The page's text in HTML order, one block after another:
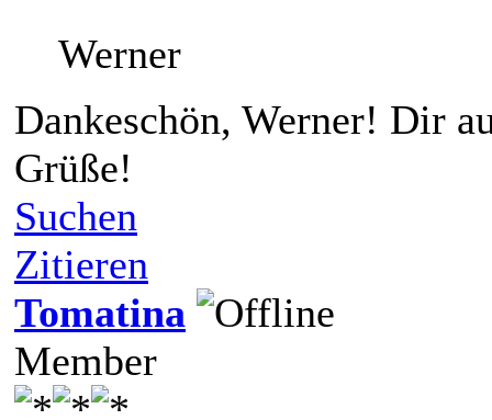
Werner
Dankeschön, Werner! Dir
Grüße!
Suchen
Zitieren
Tomatina
Member